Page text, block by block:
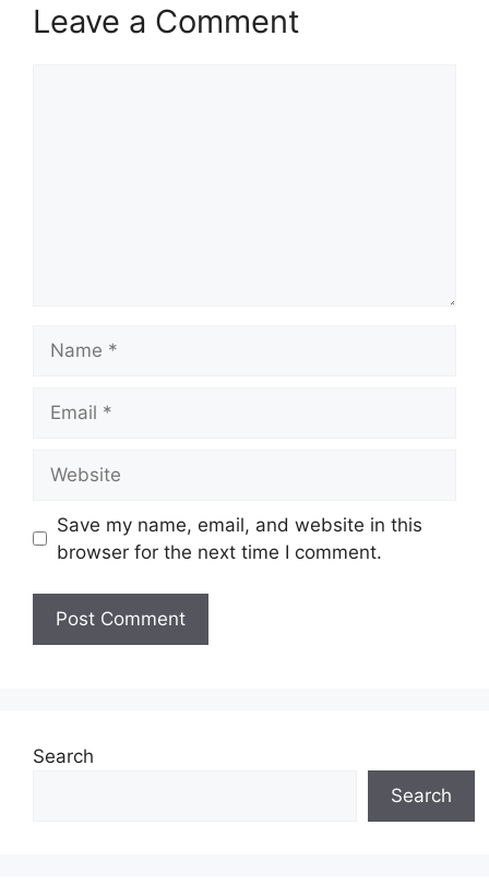
Leave a Comment
Save my name, email, and website in this
browser for the next time I comment.
Search
Search